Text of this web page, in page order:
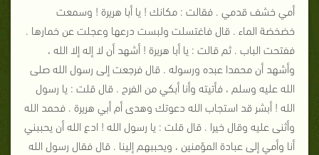
أمي خشف قدمي . فقالت : مكانك ! يا أبا هريرة ! وسمعت
خضخضة الماء . قال فاغتسلت ولبست درعها وعجلت عن خمارها .
ففتحت الباب . ثم قالت : يا أبا هريرة ! أشهد أن لا إله إلا الله ،
وأشهد أن محمدا عبده ورسوله . قال فرجعت إلى رسول الله صلى
الله عليه وسلم ، فأتيته وأنا أبكي من الفرح . قال قلت : يا رسول
الله ! أبشر قد استجاب الله دعوتك وهدى أم أبي هريرة . فحمد الله
وأثنى عليه وقال خيرا . قال قلت : يا رسول الله ! ادع الله أن يحببني
أنا وأمي إلى عبادة المؤمنين ، ويحببهم إلينا . قال فقال رسول الله